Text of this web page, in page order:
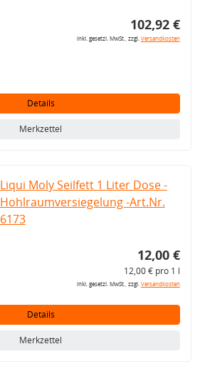
102,92 €
inkl. gesetzl. MwSt., zzgl.Versandkosten
Details
Merkzettel
Liqui Moly Seilfett 1 Liter Dose -
Hohlraumversiegelung -Art.Nr.
6173
12,00 €
12,00 € pro 1 l
inkl. gesetzl. MwSt., zzgl.Versandkosten
Details
Merkzettel